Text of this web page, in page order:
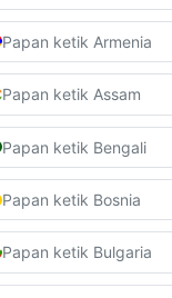
Papan ketik Armenia
Papan ketik Assam
Papan ketik Bengali
Papan ketik Bosnia
Papan ketik Bulgaria